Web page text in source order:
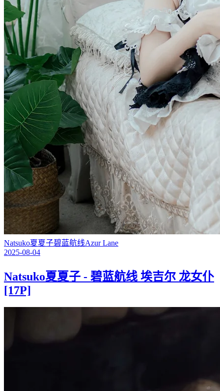
Natsuko夏夏子碧蓝航线Azur Lane
2025-08-04
Natsuko夏夏子 - 碧蓝航线 埃吉尔 龙女仆
[17P]